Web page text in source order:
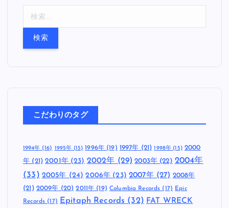
こだわりのタグ
1994年(16) 1995年 (15) 1996年(19) 1997年 (21) 1998年 (15) 2000
年 (21) 2001年(23) 2002年 (29) 2003年 (22) 2004年
(33) 2005年 (24) 2006年 (23) 2007年(27) 2008年
(21) 2009年 (20) 2011年 (19) Columbia Records (17) Epic
Records (17) Epitaph Records (32) FAT WRECK